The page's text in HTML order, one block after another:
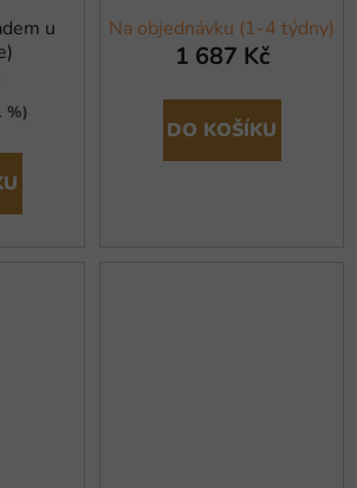
u
%)
Na objednávku (1-4 týdny)
1 687 Kč
DO KOŠÍKU